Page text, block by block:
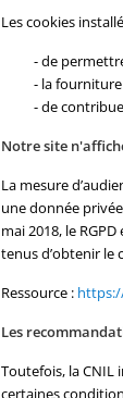
Les cookies
- de
- la fourniture
- de
Notre site
La mesure
une donnée
mai 2018, le
tenus d’obtenir le
Ressource :
Les
Toutefois, la CNIL
certaines